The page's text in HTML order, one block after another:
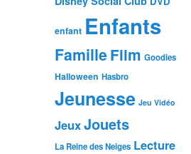
enfant Enfants
FamilleFilm Goodies
Halloween Hasbro
Jeunesse Jeu Vidéo
JeuxJouets
La Reine des Neiges Lecture